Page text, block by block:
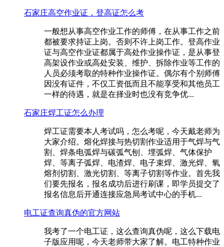
石家庄高空作业证，登高证怎么考
一般想从事高空作业工作的师傅，在从事工作之前
都被要求持证上岗。否则不许上岗工作。登高作业
证与高空作业证都属于高处作业操作证，是从事登
高架设作业或高处安装、维护、拆除作业等工作的
人员必须考取的特种作业操作证。偶尔有个别师傅
因没有证件，不仅工资低而且不能享受和其他员工
一样的待遇，就是在择业时也没有竞争优...
石家庄焊工证怎么办理
焊工证需要本人考试吗，怎么考呢，今天戴老师为
大家介绍。熔化焊接与热切割作业适用于气焊与气
割、焊条电弧焊与碳弧气刨、埋弧焊、气体保护
焊、等离子弧焊、电渣焊、电子束焊、激光焊、氧
熔剂切割、激光切割、等离子切割等作业。首先我
们要先报名，报名成功后进行刷课，即学员提交了
报名信息后开通连接应急局考试中心的手机...
电工证查询真伪的官方网站
我考了一个电工证，这么查询真伪呢，这么下载电
子版应用呢，今天老师带大家了解。电工特种作业